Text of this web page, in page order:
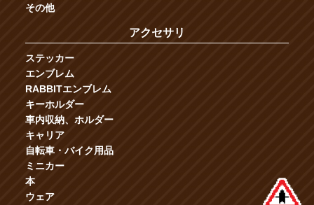
その他
アクセサリ
ステッカー
エンブレム
RABBITエンブレム
キーホルダー
車内収納、ホルダー
キャリア
自転車・バイク用品
ミニカー
本
ウェア